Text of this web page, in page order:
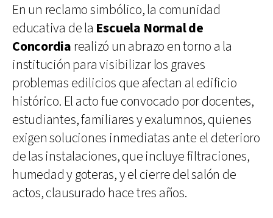
En un reclamo simbólico, la comunidad
educativa de la Escuela Normal de
Concordia realizó un abrazo en torno a la
institución para visibilizar los graves
problemas edilicios que afectan al edificio
histórico. El acto fue convocado por docentes,
estudiantes, familiares y exalumnos, quienes
exigen soluciones inmediatas ante el deterioro
de las instalaciones, que incluye filtraciones,
humedad y goteras, y el cierre del salón de
actos, clausurado hace tres años.